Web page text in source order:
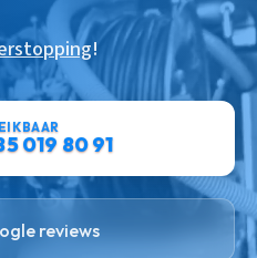
!
019 80 91
reviews